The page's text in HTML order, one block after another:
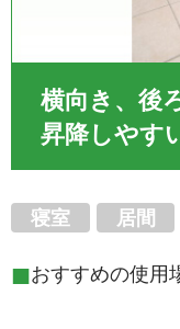
横向き、後
昇降しやす
寝室 居間
■おすすめの使用